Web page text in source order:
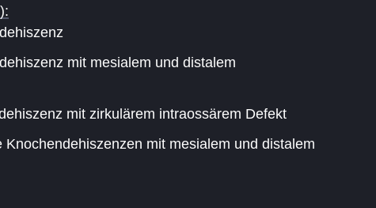
mit mesialem und distalem
mit zirkulärem intraossärem Defekt
mit mesialem und distalem